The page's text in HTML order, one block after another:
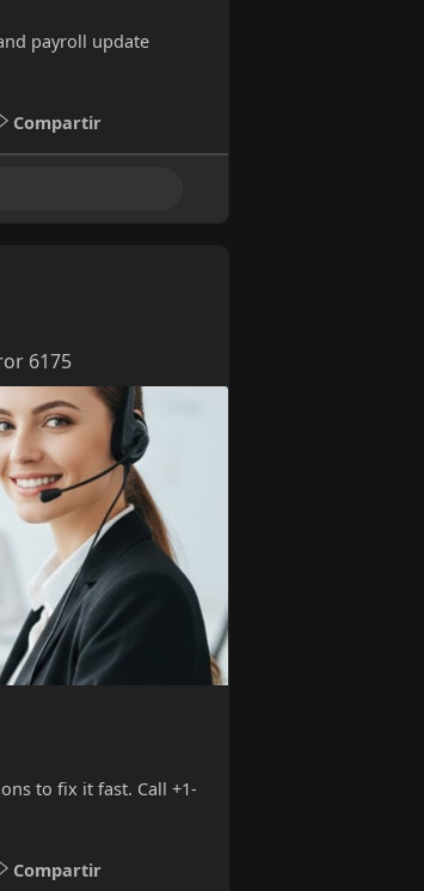
payroll update
Compartir
6175
to fix it fast. Call +1-
Compartir